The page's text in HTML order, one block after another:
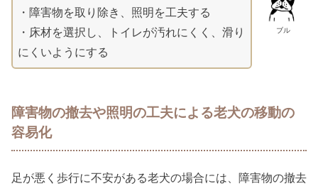
ブル
・障害物を取り除き、照明を工夫する
・床材を選択し、トイレが汚れにくく、滑り
にくいようにする
障害物の撤去や照明の工夫による老犬の移動の
容易化
足が悪く歩行に不安がある老犬の場合には、障害物の撤去